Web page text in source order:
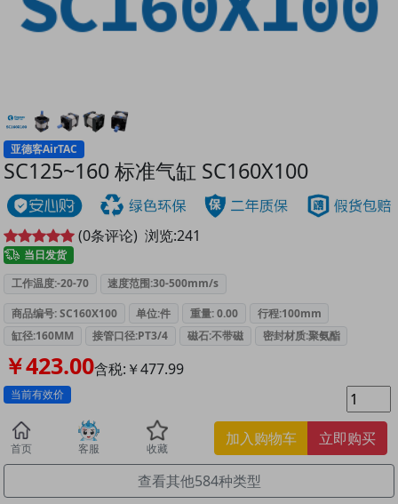
亚德客AirTAC
SC125~160 标准气缸 SC160X100
(0条评论) 浏览:241
当日发货
工作温度:-20-70
速度范围:30-500mm/s
商品编号: SC160X100
单位:件 重量: 0.00
行程:100mm
缸径:160MM
接管口径:PT3/4 磁石:不带磁 密封材质:聚氨酯
￥423.00含税:￥477.99
当前有效价
首页 客服 收藏
加入购物车 立即购买
查看其他584种类型